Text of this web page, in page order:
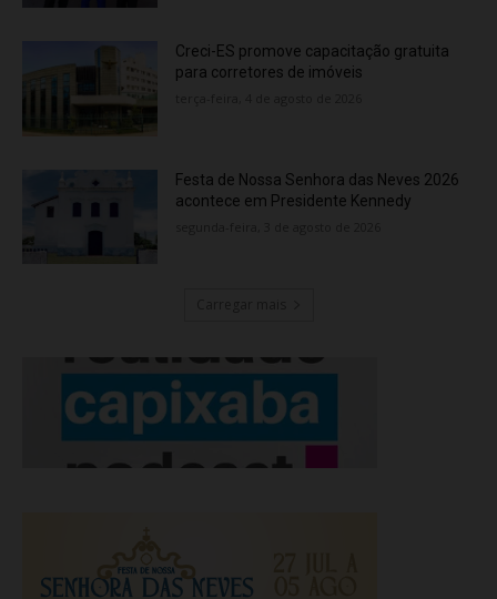
Creci-ES promove capacitação gratuita
para corretores de imóveis
Festa de Nossa Senhora das Neves 2026
acontece em Presidente Kennedy